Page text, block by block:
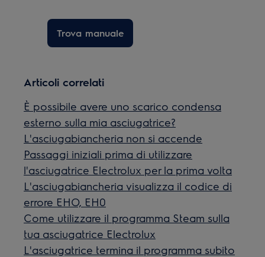
Trova manuale
Articoli correlati
È possibile avere uno scarico condensa
esterno sulla mia asciugatrice?
L'asciugabiancheria non si accende
Passaggi iniziali prima di utilizzare
l'asciugatrice Electrolux per la prima volta
L'asciugabiancheria visualizza il codice di
errore EHO, EH0
Come utilizzare il programma Steam sulla
tua asciugatrice Electrolux
L'asciugatrice termina il programma subito